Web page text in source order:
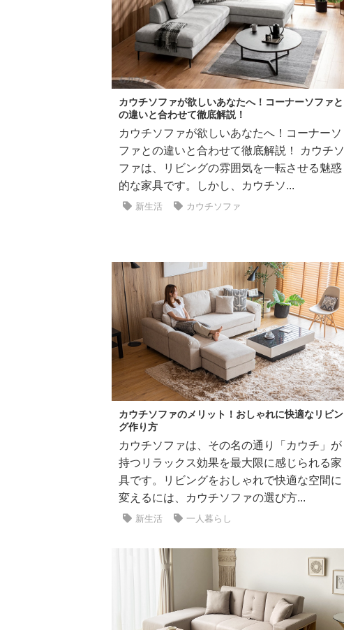
カウチソファが欲しいあなたへ！コーナーソファと
の違いと合わせて徹底解説！
カウチソファが欲しいあなたへ！コーナーソ
ファとの違いと合わせて徹底解説！ カウチソ
ファは、リビングの雰囲気を一転させる魅惑
的な家具です。しかし、カウチソ...
新生活 カウチソファ
カウチソファのメリット！おしゃれに快適なリビン
グ作り方
カウチソファは、その名の通り「カウチ」が
持つリラックス効果を最大限に感じられる家
具です。リビングをおしゃれで快適な空間に
変えるには、カウチソファの選び方...
新生活 一人暮らし